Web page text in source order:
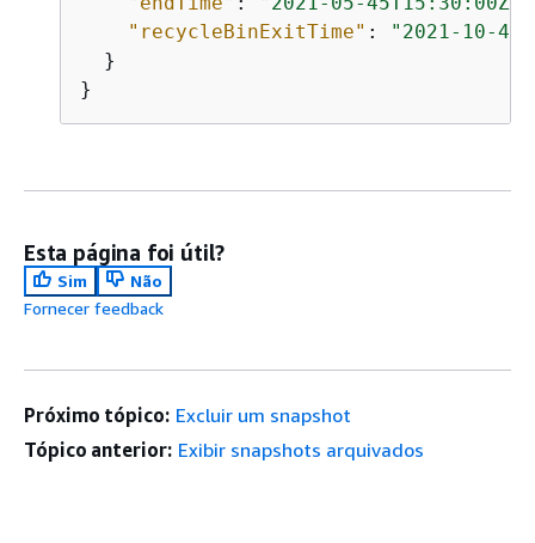
"recycleBinExitTime" :
"2021-10-
  }
}
Esta página foi útil?
Sim
Não
Fornecer feedback
Próximo tópico: Excluir um snapshot
Tópico anterior: Exibir snapshots arquivados